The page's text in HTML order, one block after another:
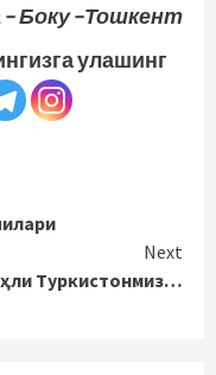
Боку –Тошкент
улашинг
Next
Туркистонмиз…